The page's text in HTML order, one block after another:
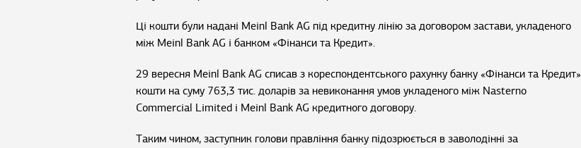
Ці кошти були надані Meinl Bank AG під кредитну лінію за договором застави, укладеного
між Meinl Bank AG і банком «Фінанси та Кредит».
29 вересня Meinl Bank AG списав з кореспондентського рахунку банку «Фінанси та Кредит»
кошти на суму 763,3 тис. доларів за невиконання умов укладеного між Nasterno
Commercial Limited і Meinl Bank AG кредитного договору.
Таким чином, заступник голови правління банку підозрюється в заволодінні за